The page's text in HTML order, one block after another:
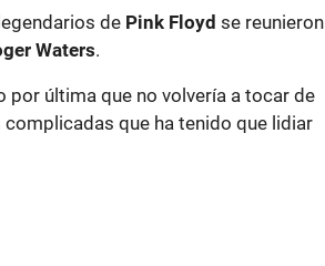
de Pink Floyd se reunieron
Waters.
por última que no volvería a tocar de
que ha tenido que lidiar